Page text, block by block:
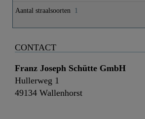
Aantal straalsoorten 1
CONTACT
Franz Joseph Schütte GmbH
Hullerweg 1
49134 Wallenhorst